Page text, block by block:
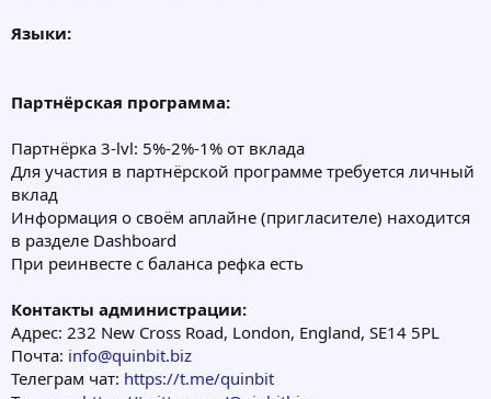
Языки:
Партнёрская программа:
Партнёрка 3-lvl: 5%-2%-1% от вклада
Для участия в партнёрской программе требуется личный
вклад
Информация о своём аплайне (пригласителе) находится
в разделе Dashboard
При реинвесте с баланса рефка есть
Контакты администрации:
Адрес: 232 New Cross Road, London, England, SE14 5PL
Почта: info@quinbit.biz
Телеграм чат: https://t.me/quinbit